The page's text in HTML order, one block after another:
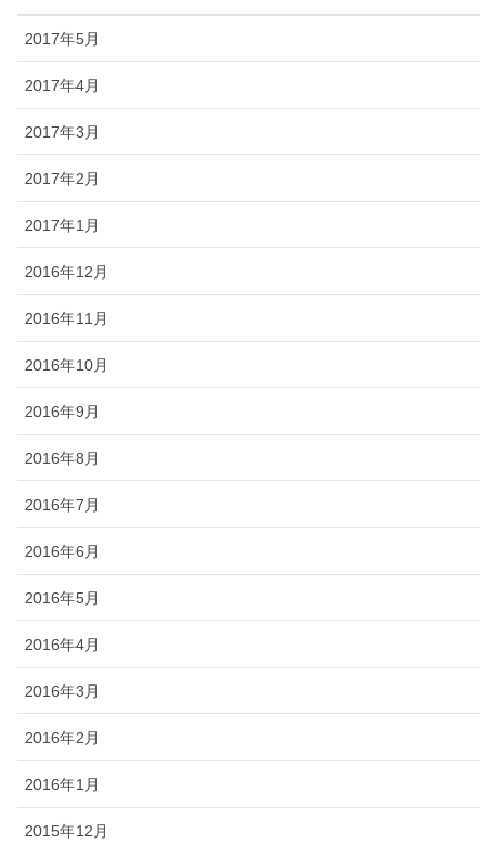
2017年5月
2017年4月
2017年3月
2017年2月
2017年1月
2016年12月
2016年11月
2016年10月
2016年9月
2016年8月
2016年7月
2016年6月
2016年5月
2016年4月
2016年3月
2016年2月
2016年1月
2015年12月